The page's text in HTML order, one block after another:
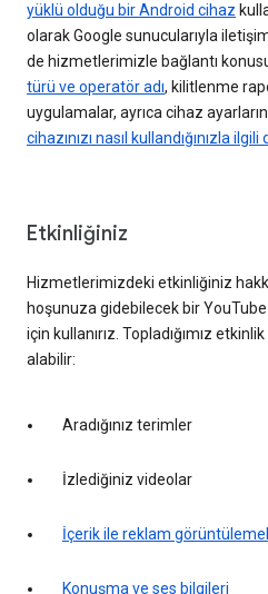
yüklü olduğu bir Android cihaz
olarak Google sunucularıyla
de hizmetlerimizle bağlantı
türü ve operatör adı, kilitlenme
uygulamalar, ayrıca cihaz
cihazınızı nasıl kullandığınızla
Etkinliğiniz
Hizmetlerimizdeki etkinliğiniz
hoşunuza gidebilecek bir
için kullanırız. Topladığımız
alabilir:
Aradığınız terimler
İzlediğiniz videolar
İçerik ile reklam
Konuşma ve ses bilgileri